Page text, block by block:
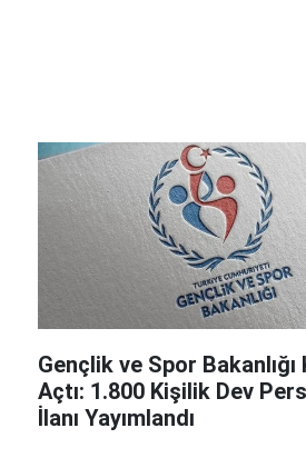
Gençlik ve Spor Bakanlığı
Açtı: 1.800 Kişilik Dev
İlanı Yayımlandı